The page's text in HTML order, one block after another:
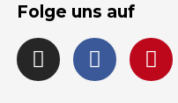
Folge uns auf